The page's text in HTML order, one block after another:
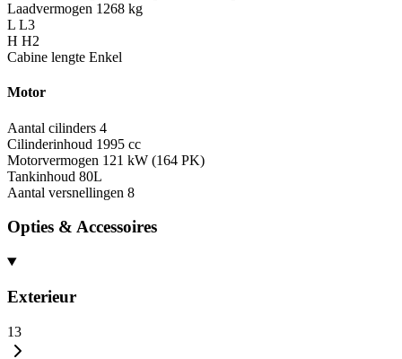
Laadvermogen 1268 kg
L L3
H H2
Cabine lengte Enkel
Motor
Aantal cilinders 4
Cilinderinhoud 1995 cc
Motorvermogen 121 kW (164 PK)
Tankinhoud 80L
Aantal versnellingen 8
Opties & Accessoires
Exterieur
13